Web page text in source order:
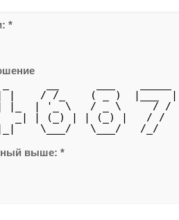
*
|    / /_    ( _ )  |___  |
|_  | '_ \   / _ \     / /
_| | (_) | | (_) |   / /
\___/   \___/   /_/
выше: *